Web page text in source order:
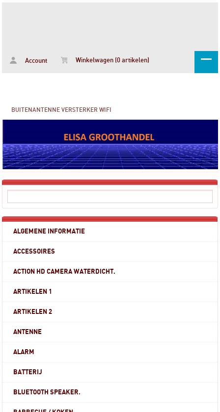
Account Winkelwagen (0 artikelen)
BUITENANTENNE VERSTERKER WIFI
ALGEMENE INFORMATIE
ACCESSOIRES
ACTION HD CAMERA WATERDICHT.
ARTIKELEN 1
ARTIKELEN 2
ANTENNE
ALARM
BATTERIJ
BLUETOOTH SPEAKER.